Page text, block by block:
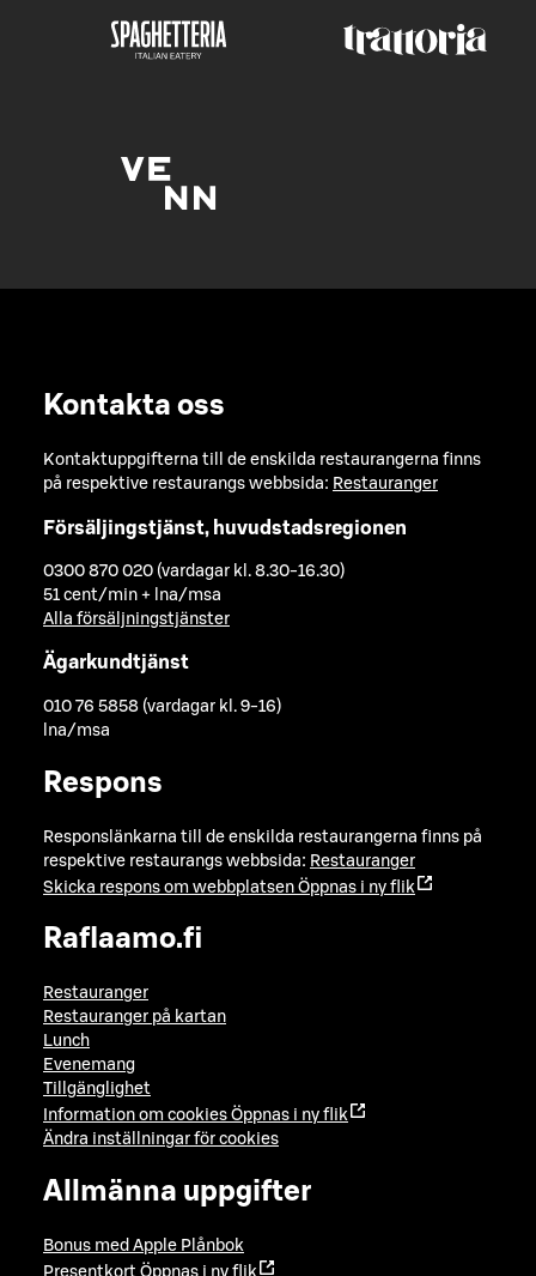
Kontakta oss
Kontaktuppgifterna till de enskilda restaurangerna finns
på respektive restaurangs webbsida: Restauranger
Försäljingstjänst, huvudstadsregionen
0300 870 020 (vardagar kl. 8.30-16.30)
51 cent/min + lna/msa
Alla försäljningstjänster
Ägarkundtjänst
010 76 5858 (vardagar kl. 9-16)
lna/msa
Respons
Responslänkarna till de enskilda restaurangerna finns på
respektive restaurangs webbsida: Restauranger
Skicka respons om webbplatsen Öppnas i ny flik
Raflaamo.fi
Restauranger
Restauranger på kartan
Lunch
Evenemang
Tillgänglighet
Information om cookies Öppnas i ny flik
Ändra inställningar för cookies
Allmänna uppgifter
Bonus med Apple Plånbok
Presentkort Öppnas i ny flik